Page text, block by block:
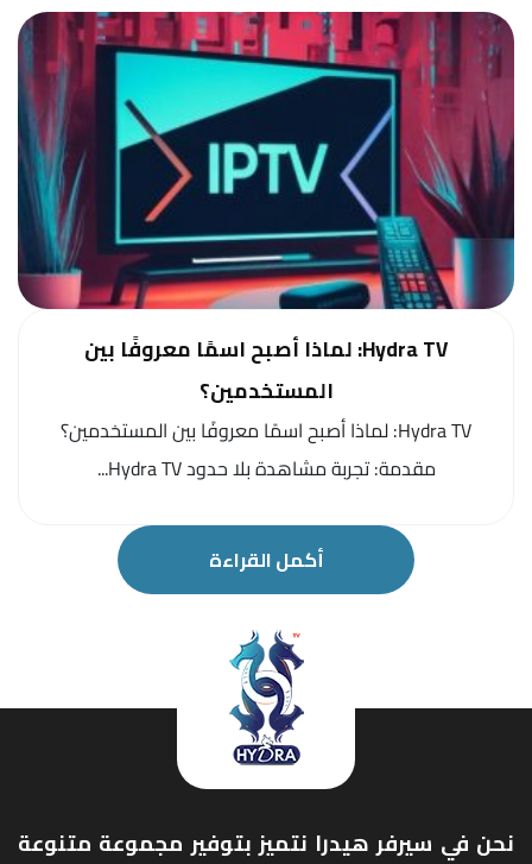
Hydra TV: لماذا أصبح اسمًا معروفًا بين
المستخدمين؟
Hydra TV: لماذا أصبح اسمًا معروفًا بين المستخدمين؟
مقدمة: تجربة مشاهدة بلا حدود Hydra TV...
أكمل القراءة
نحن في سيرفر هيدرا نتميز بتوفير مجموعة متنوعة